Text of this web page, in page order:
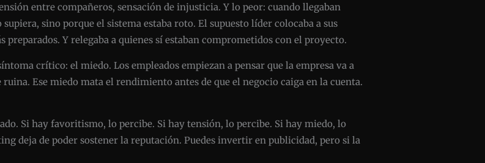
entre compañeros, sensación de injusticia. Y lo peor: cuando llegaban
sino porque el sistema estaba roto. El supuesto líder colocaba a sus
Y relegaba a quienes sí estaban comprometidos con el proyecto.
crítico: el miedo. Los empleados empiezan a pensar que la empresa va a
ruina. Ese miedo mata el rendimiento antes de que el negocio caiga en la cuenta.
Si hay favoritismo, lo percibe. Si hay tensión, lo percibe. Si hay miedo, lo
deja de poder sostener la reputación. Puedes invertir en publicidad, pero si la